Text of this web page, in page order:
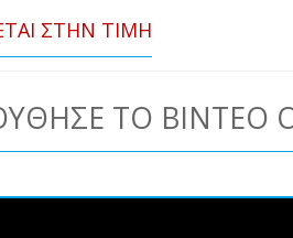
ΣΤΗΝ ΤΙΜΉ
ΤΟ ΒΊΝΤΕΟ